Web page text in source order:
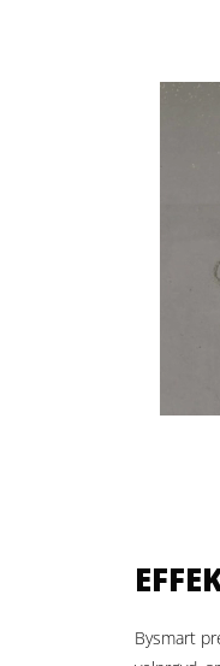
Bysmart